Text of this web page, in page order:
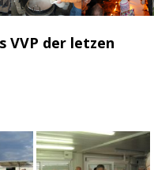
VVP der letzen